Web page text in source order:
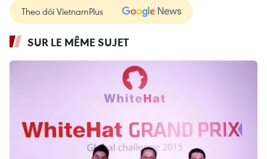
Theo dõi VietnamPlus
SUR LE MÊME SUJET